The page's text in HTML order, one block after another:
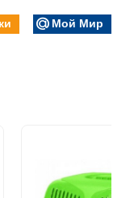
Мой Мир